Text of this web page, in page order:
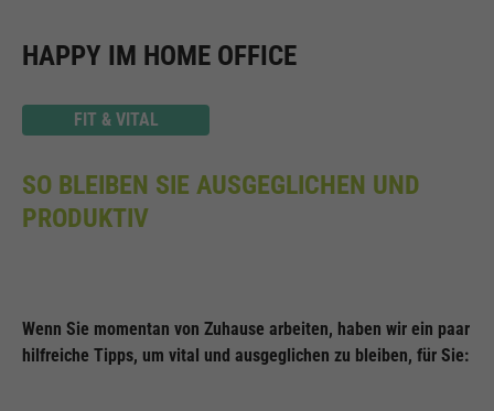
HAPPY IM HOME OFFICE
FIT & VITAL
SO BLEIBEN SIE AUSGEGLICHEN UND
PRODUKTIV
Wenn Sie momentan von Zuhause arbeiten, haben wir ein paar
hilfreiche Tipps, um vital und ausgeglichen zu bleiben, für Sie: